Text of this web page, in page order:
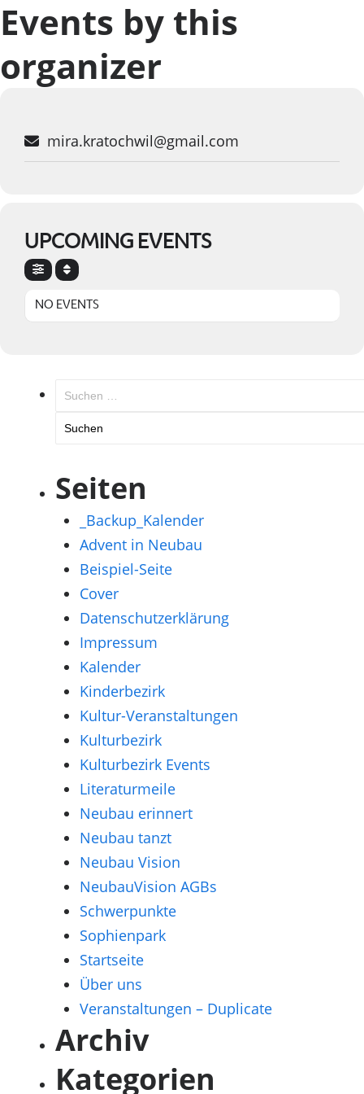
Events by this
organizer
mira.kratochwil@gmail.com
UPCOMING EVENTS
NO EVENTS
Suchen
Seiten
_Backup_Kalender
Advent in Neubau
Beispiel-Seite
Cover
Datenschutzerklärung
Impressum
Kalender
Kinderbezirk
Kultur-Veranstaltungen
Kulturbezirk
Kulturbezirk Events
Literaturmeile
Neubau erinnert
Neubau tanzt
Neubau Vision
NeubauVision AGBs
Schwerpunkte
Sophienpark
Startseite
Über uns
Veranstaltungen – Duplicate
Archiv
Kategorien